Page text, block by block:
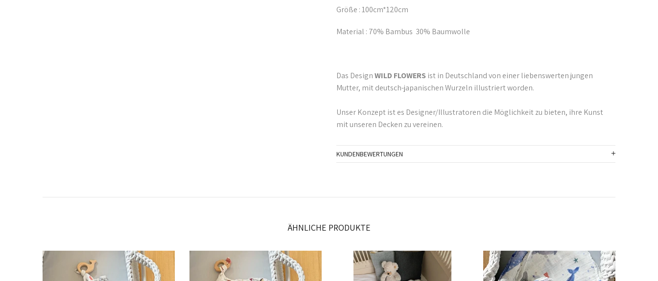
Größe : 100cm*120cm
Material : 70% Bambus 30% Baumwolle
Das DesignWILD FLOWERS ist in Deutschland von einer liebenswerten jungen
Mutter, mit deutsch-japanischen Wurzeln illustriert worden.
Unser Konzept ist es Designer/Illustratoren die Möglichkeitzu bieten, ihre Kunst
mit unseren Decken zu vereinen.
KUNDENBEWERTUNGEN
ÄHNLICHE PRODUKTE